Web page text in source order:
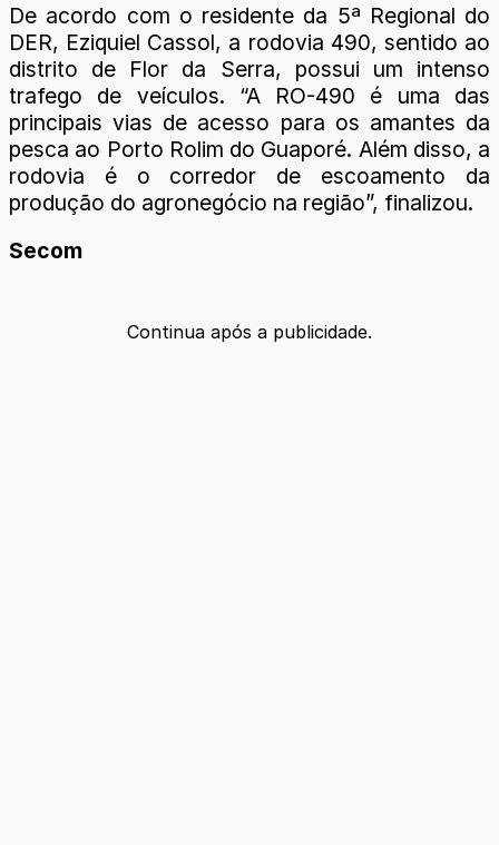
De acordo com o residente da 5ª Regional do
DER, Eziquiel Cassol, a rodovia 490, sentido ao
distrito de Flor da Serra, possui um intenso
trafego de veículos. “A RO-490 é uma das
principais vias de acesso para os amantes da
pesca ao Porto Rolim do Guaporé. Além disso, a
rodovia é o corredor de escoamento da
produção do agronegócio na região”, finalizou.
Secom
Continua após a publicidade.